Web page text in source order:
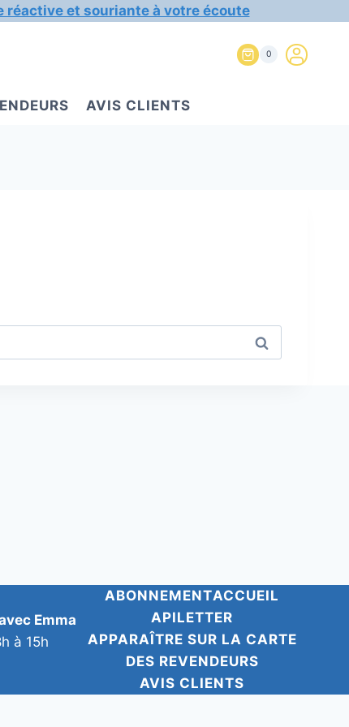
réactive et souriante à votre écoute
0
AVIS CLIENTS
Emma
à 15h
ABONNEMENTACCUEIL
APILETTER
APPARAÎTRE SUR LA CARTE
DES REVENDEURS
AVIS CLIENTS